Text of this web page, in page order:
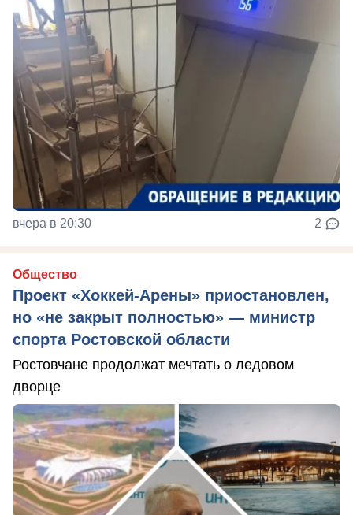
вчера в 20:30 2
Общество
Проект «Хоккей-Арены» приостановлен,
но «не закрыт полностью» — министр
спорта Ростовской области
Ростовчане продолжат мечтать о ледовом
дворце